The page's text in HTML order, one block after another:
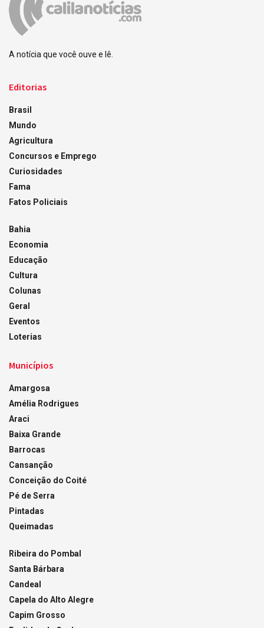
A notícia que você ouve e lê.
Editorias
Brasil
Mundo
Agricultura
Concursos e Emprego
Curiosidades
Fama
Fatos Policiais
Bahia
Economia
Educação
Cultura
Colunas
Geral
Eventos
Loterias
Municípios
Amargosa
Amélia Rodrigues
Araci
Baixa Grande
Barrocas
Cansanção
Conceição do Coité
Pé de Serra
Pintadas
Queimadas
Ribeira do Pombal
Santa Bárbara
Candeal
Capela do Alto Alegre
Capim Grosso